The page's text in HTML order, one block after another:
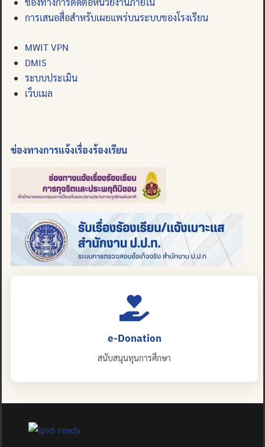
การเสนอสื่อสำหรับเผยแพร่บนระบบของโรงเรียน
MWIT VPN
DMIS
ระบบประเมิน
เว็บเมล
ช่องทางการแจ้งเรื่องร้องเรียน
e-Donation
สนับสนุนทุนการศึกษา